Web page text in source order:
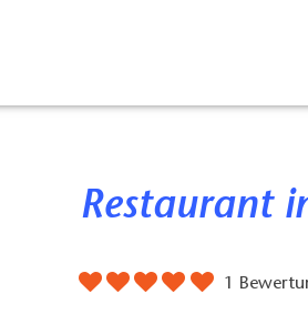
Restaurant
1